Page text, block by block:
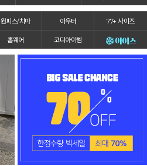
원피스/치마 아우터 77+ 사이즈
홈웨어 코디아이템